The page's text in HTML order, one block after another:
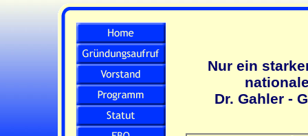
Nur ein
Dr. Gahler -